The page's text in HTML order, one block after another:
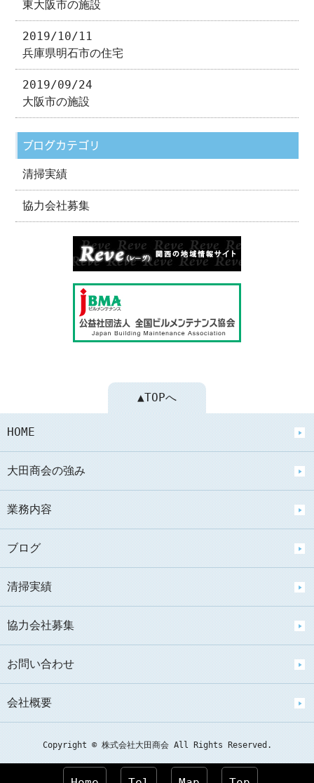
東大阪市の施設
2019/10/11
兵庫県明石市の住宅
2019/09/24
大阪市の施設
ブログカテゴリ
清掃実績
協力会社募集
▲TOPへ
HOME
大田商会の強み
業務内容
ブログ
清掃実績
協力会社募集
お問い合わせ
会社概要
Copyright © 株式会社大田商会 All Rights Reserved.